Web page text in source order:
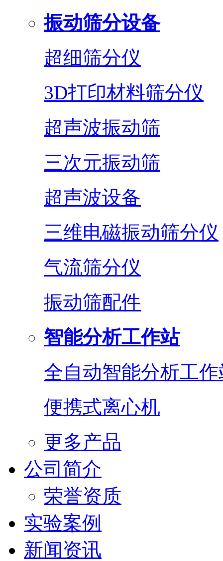
振动筛分设备
超细筛分仪
3D打印材料筛分仪
超声波振动筛
三次元振动筛
超声波设备
三维电磁振动筛分仪
气流筛分仪
振动筛配件
智能分析工作站
全自动智能分析工作
便携式离心机
更多产品
公司简介
荣誉资质
实验案例
新闻资讯